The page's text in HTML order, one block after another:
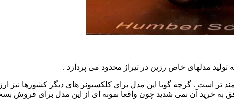
مدلهای خاص رزین در تیراژ محدود می پردازد .
تر است . گرچه گویا این مدل برای کلکسیونر های دیگر کشورها
به خرید آن نمی شدید چون واقعا نمونه ای از این مدل برای فروش